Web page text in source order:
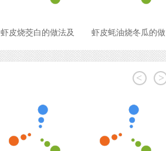
虾皮烧茭白的做法及 虾皮蚝油烧冬瓜的做
< >